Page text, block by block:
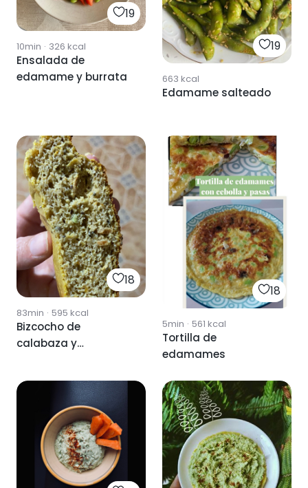
19
10min · 326 kcal
Ensalada de
edamame y burrata
19
663 kcal
Edamame salteado
18
83min · 595 kcal
Bizcocho de
calabaza y
18
5min · 561 kcal
Tortilla de
edamames